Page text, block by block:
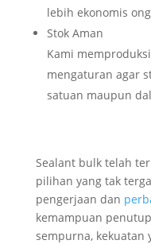
lebih ekonomis
Stok Aman
Kami
mengaturan agar
satuan maupun
Sealant bulk telah
pilihan yang tak
pengerjaan dan
kemampuan
sempurna, kekuatan